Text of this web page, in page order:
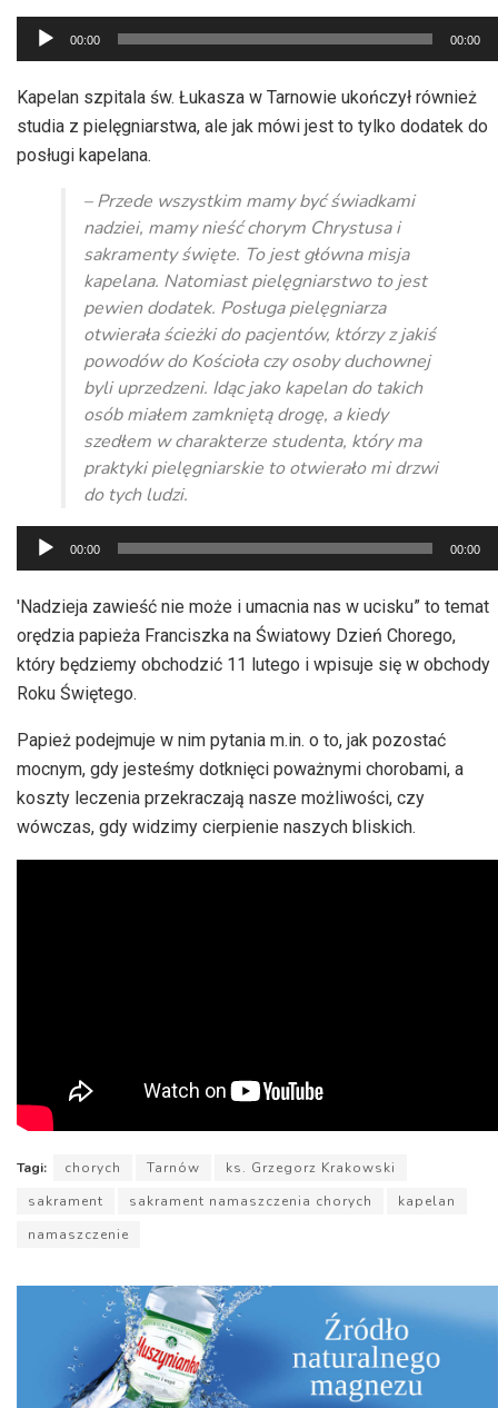
Odtwarzacz
plików
dźwiękowych
00:00 00:00
Kapelan szpitala św. Łukasza w Tarnowie ukończył również
studia z pielęgniarstwa, ale jak mówi jest to tylko dodatek do
posługi kapelana.
– Przede wszystkim mamy być świadkami
nadziei, mamy nieść chorym Chrystusa i
sakramenty święte. To jest główna misja
kapelana. Natomiast pielęgniarstwo to jest
pewien dodatek. Posługa pielęgniarza
otwierała ścieżki do pacjentów, którzy z jakiś
powodów do Kościoła czy osoby duchownej
byli uprzedzeni. Idąc jako kapelan do takich
osób miałem zamkniętą drogę, a kiedy
szedłem w charakterze studenta, który ma
praktyki pielęgniarskie to otwierało mi drzwi
do tych ludzi.
Odtwarzacz
plików
dźwiękowych
00:00 00:00
'Nadzieja zawieść nie może i umacnia nas w ucisku” to temat
orędzia papieża Franciszka na Światowy Dzień Chorego,
który będziemy obchodzić 11 lutego i wpisuje się w obchody
Roku Świętego.
Papież podejmuje w nim pytania m.in. o to, jak pozostać
mocnym, gdy jesteśmy dotknięci poważnymi chorobami, a
koszty leczenia przekraczają nasze możliwości, czy
wówczas, gdy widzimy cierpienie naszych bliskich.
Tagi: chorych Tarnów
ks. Grzegorz Krakowski
sakrament
sakrament namaszczenia chorych
kapelan
namaszczenie